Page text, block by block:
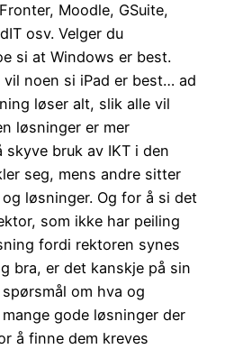
Moodle, GSuite,
osv. Velger du
si at Windows er best.
vil noen si iPad er best… ad
løser alt, slik alle vil
løsninger er mer
bruk av IKT i den
seg, mens andre sitter
løsninger. Og for å si det
som ikke har peiling
fordi rektoren synes
bra, er det kanskje på sin
om hva og
gode løsninger der
å finne dem kreves